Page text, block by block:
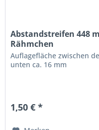
Abstandstreifen 448
Rähmchen
Auflagefläche zwischen
unten ca. 16 mm
1,50 € *